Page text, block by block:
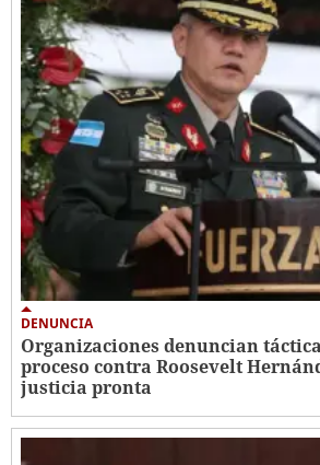
DENUNCIA
Organizaciones denuncian
proceso contra Roosevelt
justicia pronta